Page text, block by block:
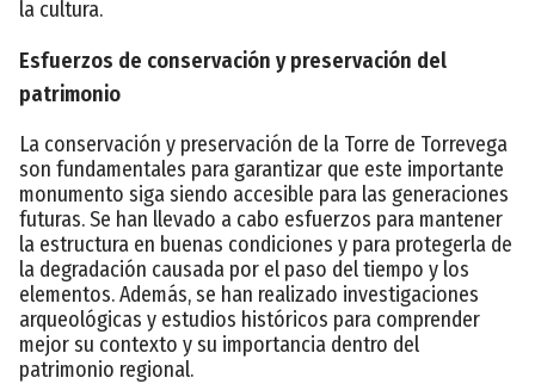
la cultura.
Esfuerzos de conservación y preservación del
patrimonio
La conservación y preservación de la Torre de Torrevega
son fundamentales para garantizar que este importante
monumento siga siendo accesible para las generaciones
futuras. Se han llevado a cabo esfuerzos para mantener
la estructura en buenas condiciones y para protegerla de
la degradación causada por el paso del tiempo y los
elementos. Además, se han realizado investigaciones
arqueológicas y estudios históricos para comprender
mejor su contexto y su importancia dentro del
patrimonio regional.